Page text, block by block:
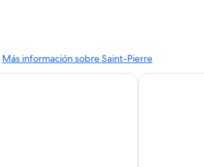
Más información sobre Saint-Pierre